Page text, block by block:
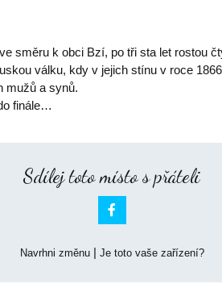
směru k obci Bzí, po tři sta let rostou
válku, kdy v jejich stínu v roce
mužů a synů.
finále…
Sdílej toto místo s přáteli

Navrhni změnu| Je toto vaše zařízení?